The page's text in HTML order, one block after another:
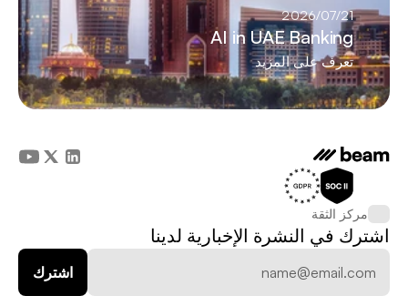
21‏/07‏/2026
AI in UAE Banking
تعرف على المزيد
مركز الثقة
اشترك في النشرة الإخبارية لدينا